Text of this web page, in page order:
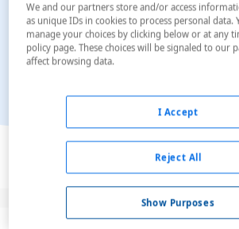
Ver en el mapa
We and our partners store and/or access
as unique IDs in cookies to process personal data.
manage your choices by clicking below or at any
policy page. These choices will be signaled to our
affect browsing data.
Show Purposes
Reject All
I Accept